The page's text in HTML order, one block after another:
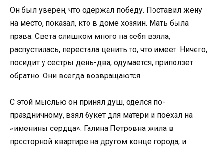
Он был уверен, что одержал победу. Поставил жену
на место, показал, кто в доме хозяин. Мать была
права: Света слишком много на себя взяла,
распустилась, перестала ценить то, что имеет. Ничего,
посидит у сестры день-два, одумается, приползет
обратно. Они всегда возвращаются.
С этой мыслью он принял душ, оделся по-
праздничному, взял букет для матери и поехал на
«именины сердца». Галина Петровна жила в
просторной квартире на другом конце города, и